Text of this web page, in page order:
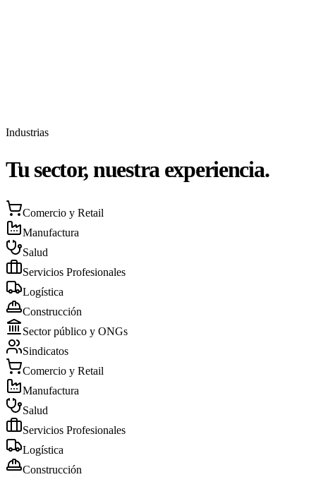
Industrias
Tu sector, nuestra experiencia.
Comercio y Retail
Manufactura
Salud
Servicios Profesionales
Logística
Construcción
Sector público y ONGs
Sindicatos
Comercio y Retail
Manufactura
Salud
Servicios Profesionales
Logística
Construcción